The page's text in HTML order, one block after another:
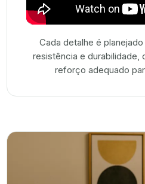
Cada detalhe é
resistência e durabilidade,
reforço adequado